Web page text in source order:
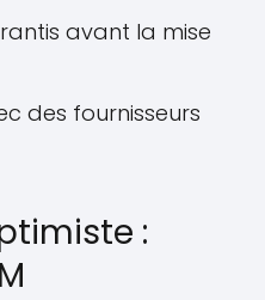
avant la mise
des fournisseurs
: